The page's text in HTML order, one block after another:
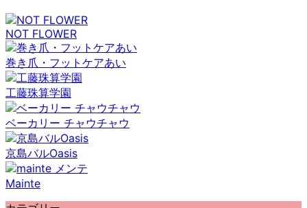
NOT FLOWER
巻き爪・フットケアあい
工藤珠算学園
ベーカリー チャウチャウ
京島バルOasis
Mainte